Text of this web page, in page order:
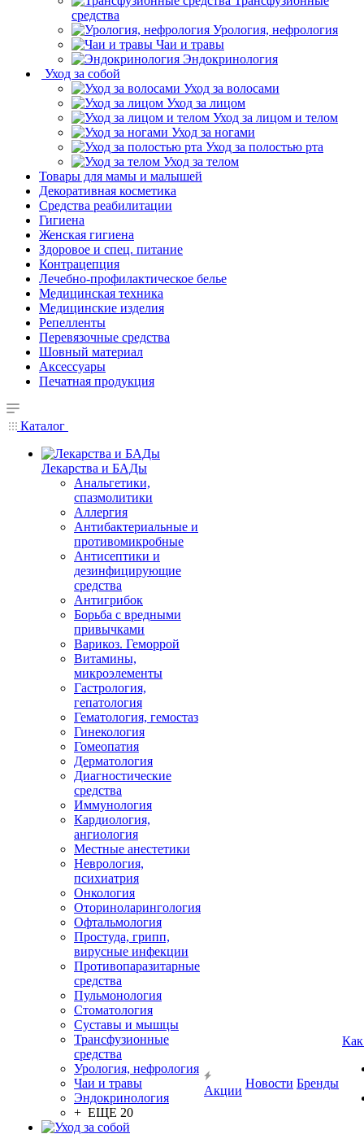
средства
Урология, нефрология
Чаи и травы
Эндокринология
Уход за собой
Уход за волосами
Уход за лицом
Уход за лицом и телом
Уход за ногами
Уход за полостью рта
Уход за телом
Товары для мамы и малышей
Декоративная косметика
Средства реабилитации
Гигиена
Женская гигиена
Здоровое и спец. питание
Контрацепция
Лечебно-профилактическое белье
Медицинская техника
Медицинские изделия
Репелленты
Перевязочные средства
Шовный материал
Аксессуары
Печатная продукция
Каталог
Лекарства и БАДы
Анальгетики,
спазмолитики
Аллергия
Антибактериальные и
противомикробные
Антисептики и
дезинфицирующие
средства
Антигрибок
Борьба с вредными
привычками
Варикоз. Геморрой
Витамины,
микроэлементы
Гастрология,
гепатология
Гематология, гемостаз
Гинекология
Гомеопатия
Дерматология
Диагностические
средства
Иммунология
Кардиология,
ангиология
Местные анестетики
Неврология,
психиатрия
Онкология
Оториноларингология
Офтальмология
Простуда, грипп,
вирусные инфекции
Противопаразитарные
средства
Пульмонология
Стоматология
Суставы и мышцы
Трансфузионные
средства
Урология, нефрология
Чаи и травы
Эндокринология
+ ЕЩЕ 20
Акции
Новости Бренды